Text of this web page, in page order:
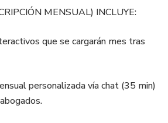
MENSUAL) INCLUYE:
que se cargarán mes tras
personalizada vía chat (35 min)